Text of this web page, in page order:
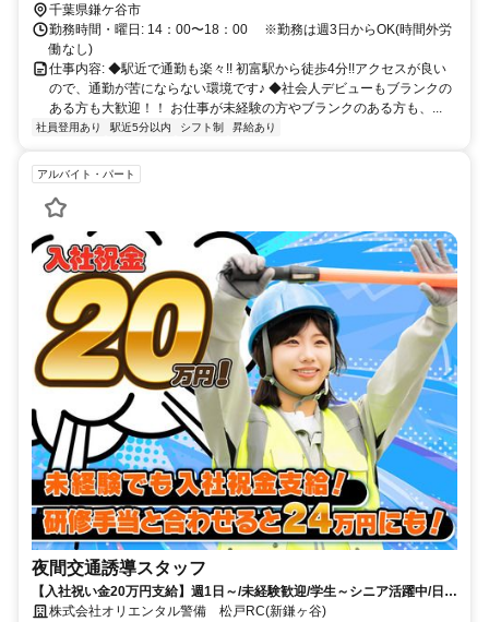
千葉県鎌ケ谷市
勤務時間・曜日: 14：00〜18：00 ※勤務は週3日からOK(時間外労
働なし)
仕事内容: ◆駅近で通勤も楽々!! 初富駅から徒歩4分!!アクセスが良い
ので、通勤が苦にならない環境です♪ ◆社会人デビューもブランクの
ある方も大歓迎！！ お仕事が未経験の方やブランクのある方も、...
社員登用あり 駅近5分以内 シフト制 昇給あり
アルバイト・パート
夜間交通誘導スタッフ
【入社祝い金20万円支給】週1日～/未経験歓迎/学生～シニア活躍中/日払
い・週払いOK/履歴書不要！
株式会社オリエンタル警備 松戸RC(新鎌ヶ谷)